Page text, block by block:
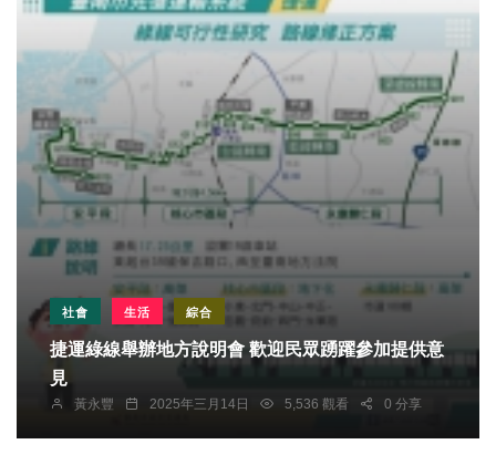
社會 生活 綜合
捷運綠線舉辦地方說明會 歡迎民眾踴躍參加提供意
見
黃永豐 2025年三月14日 5,536 觀看 0 分享